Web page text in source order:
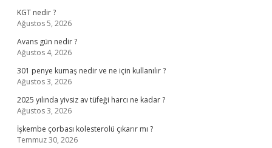
KGT nedir ?
Ağustos 5, 2026
Avans gün nedir ?
Ağustos 4, 2026
301 penye kumaş nedir ve ne için kullanılır ?
Ağustos 3, 2026
2025 yılında yivsiz av tüfeği harcı ne kadar ?
Ağustos 3, 2026
İşkembe çorbası kolesterolü çıkarır mı ?
Temmuz 30, 2026